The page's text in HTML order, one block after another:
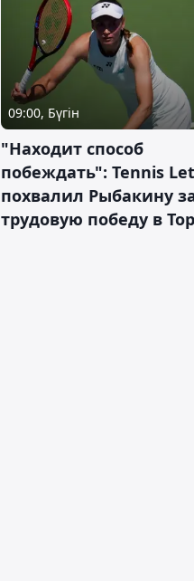
09:00, Бүгін
"Находит способ
побеждать": Tennis
похвалил Рыбакину
трудовую победу в